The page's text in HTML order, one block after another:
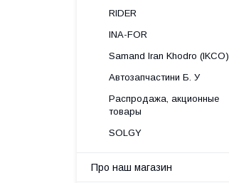
RIDER
INA-FOR
Samand Iran Khodro (IKCO)
Автозапчастини Б. У
Распродажа, акционные
товары
SOLGY
Про наш магазин